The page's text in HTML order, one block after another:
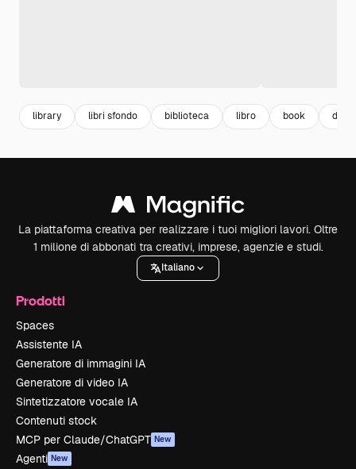
library libri sfondo biblioteca libro book
La piattaforma creativa per realizzare i tuoi migliori lavori. Oltre
1 milione di abbonati tra creativi, imprese, agenzie e studi.
Italiano
Prodotti
Spaces
Assistente IA
Generatore di immagini IA
Generatore di video IA
Sintetizzatore vocale IA
Contenuti stock
MCP per Claude/ChatGPT New
Agenti New